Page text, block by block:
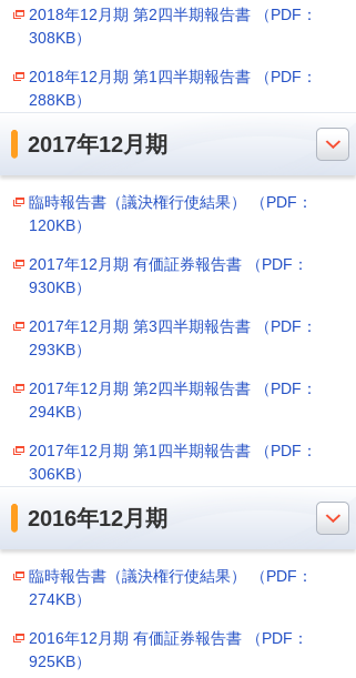
2018年12月期 第2四半期報告書 （PDF：
308KB）
2018年12月期 第1四半期報告書 （PDF：
288KB）
2017年12月期
臨時報告書（議決権行使結果） （PDF：
120KB）
2017年12月期 有価証券報告書 （PDF：
930KB）
2017年12月期 第3四半期報告書 （PDF：
293KB）
2017年12月期 第2四半期報告書 （PDF：
294KB）
2017年12月期 第1四半期報告書 （PDF：
306KB）
2016年12月期
臨時報告書（議決権行使結果） （PDF：
274KB）
2016年12月期 有価証券報告書 （PDF：
925KB）